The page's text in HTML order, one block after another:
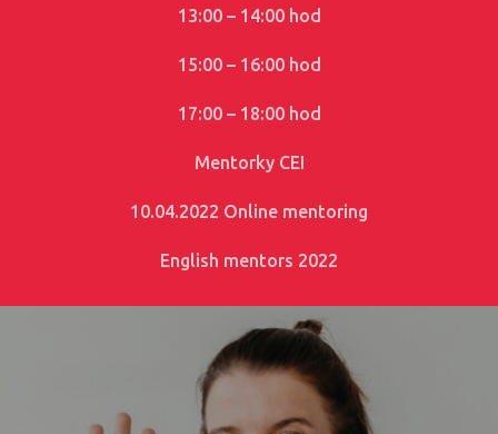
13:00 – 14:00 hod
15:00 – 16:00 hod
17:00 – 18:00 hod
Mentorky CEI
10.04.2022 Online mentoring
English mentors 2022